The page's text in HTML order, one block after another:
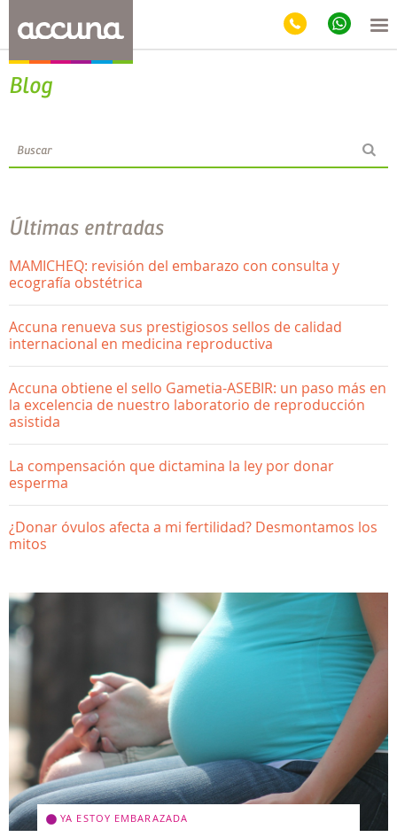
Blog
Últimas entradas
MAMICHEQ: revisión del embarazo con consulta y
ecografía obstétrica
Accuna renueva sus prestigiosos sellos de calidad
internacional en medicina reproductiva
Accuna obtiene el sello Gametia-ASEBIR: un paso más en
la excelencia de nuestro laboratorio de reproducción
asistida
La compensación que dictamina la ley por donar
esperma
¿Donar óvulos afecta a mi fertilidad? Desmontamos los
mitos
YA ESTOY EMBARAZADA